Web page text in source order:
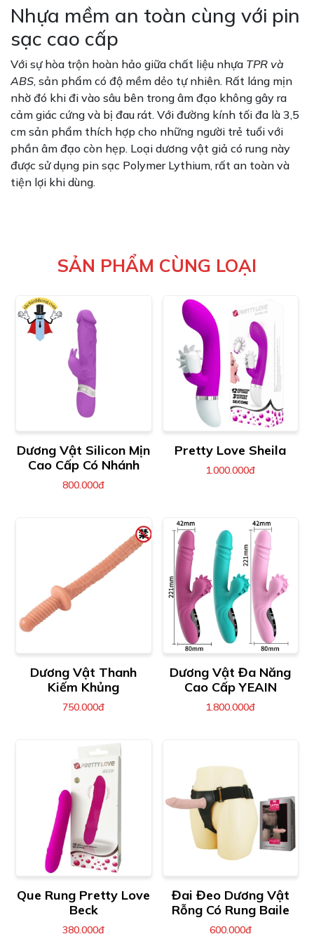
Nhựa mềm an toàn cùng với pin
sạc cao cấp
Với sự hòa trộn hoàn hảo giữa chất liệu nhựa TPR và
ABS, sản phẩm có độ mềm dẻo tự nhiên. Rất láng mịn
nhờ đó khi đi vào sâu bên trong âm đạo không gây ra
cảm giác cứng và bị đau rát. Với đường kính tối đa là 3,5
cm sản phẩm thích hợp cho những người trẻ tuổi với
phần âm đạo còn hẹp. Loại dương vật giả có rung này
được sử dụng pin sạc Polymer Lythium, rất an toàn và
tiện lợi khi dùng.
SẢN PHẨM CÙNG LOẠI
Dương Vật Silicon Mịn
Cao Cấp Có Nhánh
800.000đ
Pretty Love Sheila
1.000.000đ
Dương Vật Thanh
Kiếm Khủng
750.000đ
Dương Vật Đa Năng
Cao Cấp YEAIN
1.800.000đ
Que Rung Pretty Love
Beck
380.000đ
Đai Đeo Dương Vật
Rỗng Có Rung Baile
600.000đ